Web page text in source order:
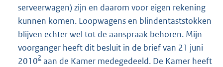
serveerwagen) zijn en daarom voor eigen rekening
kunnen komen. Loopwagens en blindentaststokken
blijven echter wel tot de aanspraak behoren. Mijn
voorganger heeft dit besluit in de brief van 21 juni
20102 aan de Kamer medegedeeld. De Kamer heeft